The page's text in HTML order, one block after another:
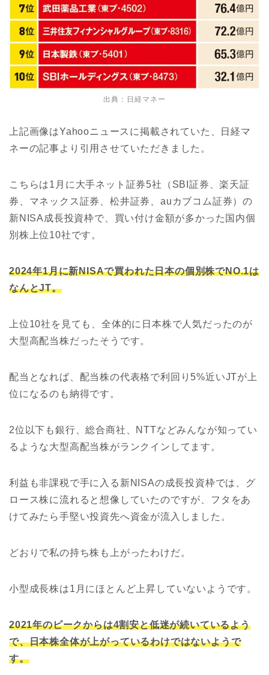
出典：日経マネー
上記画像はYahooニュースに掲載されていた、日経マ
ネーの記事より引用させていただきました。
こちらは1月に大手ネット証券5社（SBI証券、楽天証
券、マネックス証券、松井証券、auカブコム証券）の
新NISA成長投資枠で、買い付け金額が多かった国内個
別株上位10社です。
2024年1月に新NISAで買われた日本の個別株でNO.1は
なんとJT。
上位10社を見ても、全体的に日本株で人気だったのが
大型高配当株だったそうです。
配当となれば、配当株の代表格で利回り5%近いJTが上
位になるのも納得です。
2位以下も銀行、総合商社、NTTなどみんなが知ってい
るような大型高配当株がランクインしてます。
利益も非課税で手に入る新NISAの成長投資枠では、グ
ロース株に流れると想像していたのですが、フタをあ
けてみたら手堅い投資先へ資金が流入しました。
どおりで私の持ち株も上がったわけだ。
小型成長株は1月にほとんど上昇していないようです。
2021年のピークからは4割安と低迷が続いているよう
で、日本株全体が上がっているわけではないようで
す。